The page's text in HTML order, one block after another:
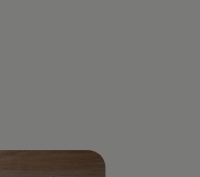
de post Shakshuka